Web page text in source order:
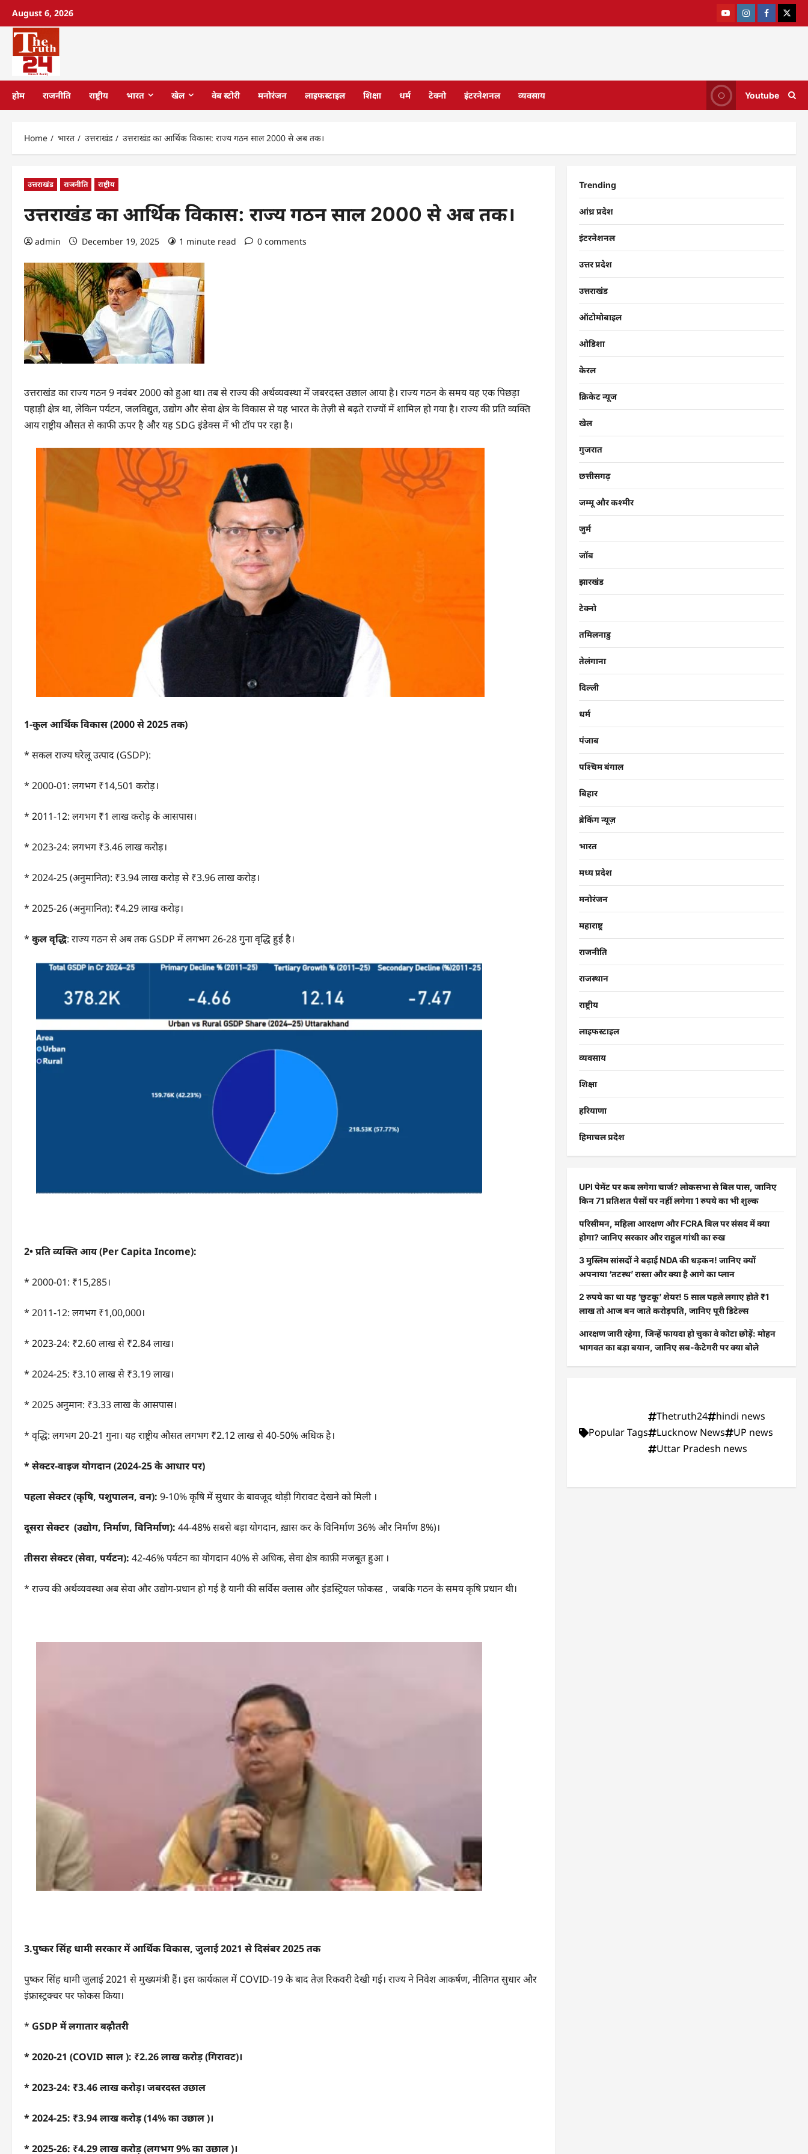
August 6, 2026
होम राजनीति राष्ट्रीय भारत खेल वेब स्टोरी मनोरंजन लाइफस्टाइल शिक्षा धर्म टेक्नो इंटरनेशनल व्यवसाय Youtube
Home भारत उत्तराखंड उत्तराखंड का आर्थिक विकास: राज्य गठन साल 2000 से अब तक।
उत्तराखंड राजनीति राष्ट्रीय
उत्तराखंड का आर्थिक विकास: राज्य गठन साल 2000 से अब तक।
admin December 19, 2025 1 minute read 0 comments
उत्तराखंड का राज्य गठन 9 नवंबर 2000 को हुआ था। तब से राज्य की अर्थव्यवस्था में जबरदस्त उछाल आया है। राज्य गठन के समय यह एक पिछड़ा
पहाड़ी क्षेत्र था, लेकिन पर्यटन, जलविद्युत, उद्योग और सेवा क्षेत्र के विकास से यह भारत के तेज़ी से बढ़ते राज्यों में शामिल हो गया है। राज्य की प्रति व्यक्ति
आय राष्ट्रीय औसत से काफी ऊपर है और यह SDG इंडेक्स में भी टॉप पर रहा है।
1-कुल आर्थिक विकास (2000से2025तक)
* सकल राज्य घरेलू उत्पाद (GSDP):
* 2000-01: लगभग ₹14,501 करोड़।
* 2011-12: लगभग ₹1 लाख करोड़ के आसपास।
* 2023-24: लगभग ₹3.46 लाख करोड़।
* 2024-25 (अनुमानित): ₹3.94 लाख करोड़ से ₹3.96 लाख करोड़।
* 2025-26 (अनुमानित): ₹4.29 लाख करोड़।
* कुल वृद्धि: राज्य गठन से अब तक GSDP में लगभग 26-28 गुना वृद्धि हुई है।
2•प्रति व्यक्ति आय (Per Capita Income):
* 2000-01: ₹15,285।
* 2011-12: लगभग ₹1,00,000।
* 2023-24: ₹2.60 लाख से ₹2.84 लाख।
* 2024-25: ₹3.10 लाख से ₹3.19 लाख।
* 2025 अनुमान: ₹3.33 लाख के आसपास।
* वृद्धि: लगभग 20-21 गुना। यह राष्ट्रीय औसत लगभग ₹2.12 लाख से 40-50% अधिक है।
*सेक्टर-वाइज योगदान (2024-25के आधार पर)
पहला सेक्टर (कृषि, पशुपालन, वन): 9-10% कृषि में सुधार के बावजूद थोड़ी गिरावट देखने को मिली ।
दूसरा सेक्टर (उद्योग, निर्माण, विनिर्माण): 44-48% सबसे बड़ा योगदान, ख़ास कर के विनिर्माण 36% और निर्माण 8%)।
तीसरा सेक्टर (सेवा, पर्यटन): 42-46% पर्यटन का योगदान 40% से अधिक, सेवा क्षेत्र काफ़ी मजबूत हुआ ।
* राज्य की अर्थव्यवस्था अब सेवा और उद्योग-प्रधान हो गई है यानी की सर्विस क्लास और इंडस्ट्रियल फोकस्ड , जबकि गठन के समय कृषि प्रधान थी।
3.पुष्कर सिंह धामी सरकार में आर्थिक विकास, जुलाई2021 से दिसंबर2025तक
पुष्कर सिंह धामी जुलाई 2021 से मुख्यमंत्री हैं। इस कार्यकाल में COVID-19 के बाद तेज़ रिकवरी देखी गई। राज्य ने निवेश आकर्षण, नीतिगत सुधार और
इंफ्रास्ट्रक्चर पर फोकस किया।
* GSDPमें लगातार बढ़ौतरी
* 2020-21 (COVID साल ): ₹2.26लाख करोड़ (गिरावट)।
* 2023-24: ₹3.46लाख करोड़। जबरदस्त उछाल
* 2024-25: ₹3.94लाख करोड़ (14%का उछाल )।
* 2025-26: ₹4.29लाख करोड़ (लगभग9%का उछाल )।
Trending
आंध्र प्रदेश
इंटरनेशनल
उत्तर प्रदेश
उत्तराखंड
ऑटोमोबाइल
ओडिशा
केरल
क्रिकेट न्यूज
खेल
गुजरात
छत्तीसगढ़
जम्मू और कश्मीर
जुर्म
जॉब
झारखंड
टेक्नो
तमिलनाडु
तेलंगाना
दिल्ली
धर्म
पंजाब
पश्चिम बंगाल
बिहार
ब्रेकिंग न्यूज़
भारत
मध्य प्रदेश
मनोरंजन
महाराष्ट्र
राजनीति
राजस्थान
राष्ट्रीय
लाइफस्टाइल
व्यवसाय
शिक्षा
हरियाणा
हिमाचल प्रदेश
UPI पेमेंट पर कब लगेगा चार्ज? लोकसभा से बिल पास, जानिए
किन 71 प्रतिशत पैसों पर नहीं लगेगा 1 रुपये का भी शुल्क
परिसीमन, महिला आरक्षण और FCRA बिल पर संसद में क्या
होगा? जानिए सरकार और राहुल गांधी का रुख
3 मुस्लिम सांसदों ने बढ़ाई NDA की धड़कन! जानिए क्यों
अपनाया ‘तटस्थ’ रास्ता और क्या है आगे का प्लान
2 रुपये का था यह ‘छुटकू’ शेयर! 5 साल पहले लगाए होते ₹1
लाख तो आज बन जाते करोड़पति, जानिए पूरी डिटेल्स
आरक्षण जारी रहेगा, जिन्हें फायदा हो चुका वे कोटा छोड़ें: मोहन
भागवत का बड़ा बयान, जानिए सब-कैटेगरी पर क्या बोले
Popular Tags
Thetruth24
hindi news
Lucknow News
UP news
Uttar Pradesh news